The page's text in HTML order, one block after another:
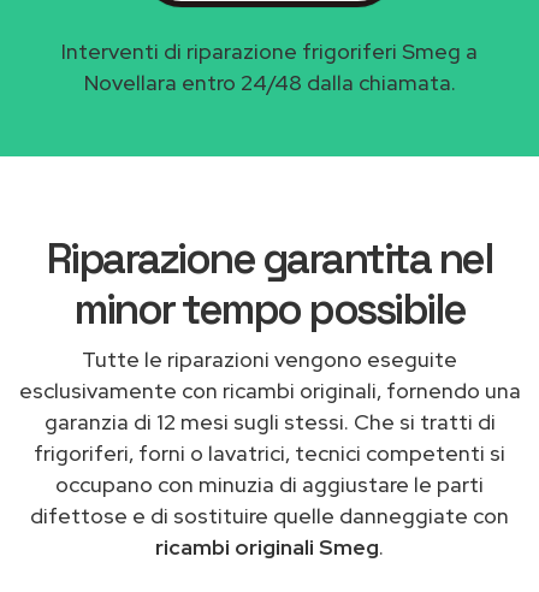
Interventi di riparazione frigoriferi Smeg a
Novellara entro 24/48 dalla chiamata.
Riparazione garantita nel
minor tempo possibile
Tutte le riparazioni vengono eseguite
esclusivamente con ricambi originali, fornendo una
garanzia di 12 mesi sugli stessi. Che si tratti di
frigoriferi, forni o lavatrici, tecnici competenti si
occupano con minuzia di aggiustare le parti
difettose e di sostituire quelle danneggiate con
ricambi originali Smeg.